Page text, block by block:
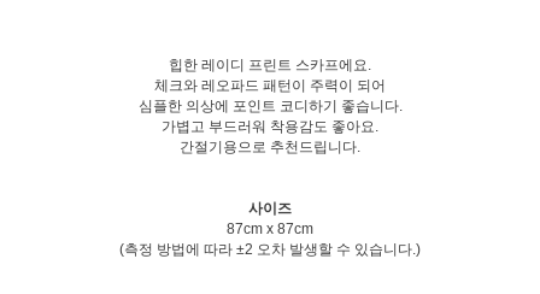
힙한 레이디 프린트 스카프에요.
체크와 레오파드 패턴이 주력이 되어
심플한 의상에 포인트 코디하기 좋습니다.
가볍고 부드러워 착용감도 좋아요.
간절기용으로 추천드립니다.
사이즈
87cm x 87cm
(측정 방법에 따라 ±2 오차 발생할 수 있습니다.)